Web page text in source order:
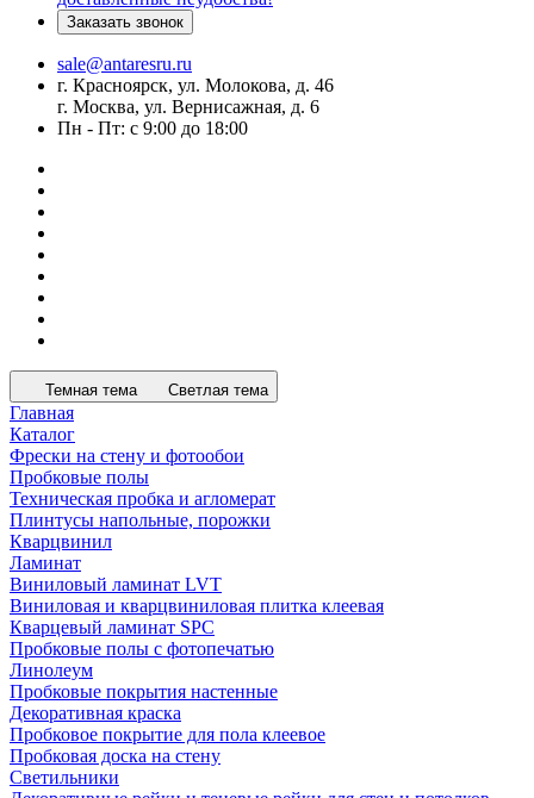
Заказать звонок
sale@antaresru.ru
г. Красноярск, ул. Молокова, д. 46
г. Москва, ул. Вернисажная, д. 6
Пн - Пт: с 9:00 до 18:00
Темная тема Светлая тема
Главная
Каталог
Фрески на стену и фотообои
Пробковые полы
Техническая пробка и агломерат
Плинтусы напольные, порожки
Кварцвинил
Ламинат
Виниловый ламинат LVT
Виниловая и кварцвиниловая плитка клеевая
Кварцевый ламинат SPC
Пробковые полы с фотопечатью
Линолеум
Пробковые покрытия настенные
Декоративная краска
Пробковое покрытие для пола клеевое
Пробковая доска на стену
Светильники